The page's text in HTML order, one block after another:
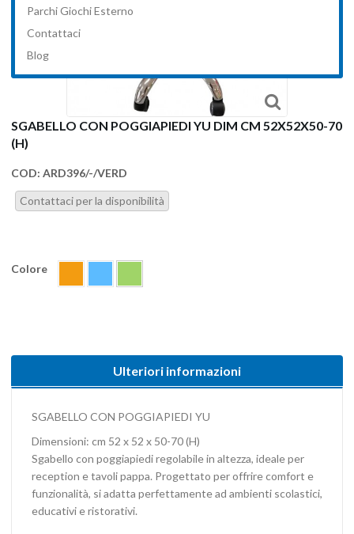
Parchi Giochi Esterno
Contattaci
Blog
SGABELLO CON POGGIAPIEDI YU DIM CM 52X52X50-70
(H)
COD: ARD396/-/VERD
Contattaci per la disponibilità
Colore
Ulteriori informazioni
SGABELLO CON POGGIAPIEDI YU
Dimensioni: cm 52 x 52 x 50-70 (H)
Sgabello con poggiapiedi regolabile in altezza, ideale per
reception e tavoli pappa. Progettato per offrire comfort e
funzionalità, si adatta perfettamente ad ambienti scolastici,
educativi e ristorativi.